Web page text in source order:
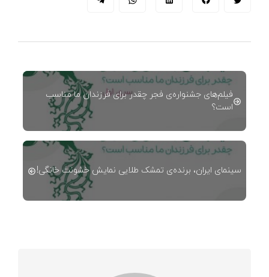
فیلم‌های جشنواره‌ی فجر چقدر برای فرزندان ما مناسب
است؟
سینمای ایران، برنده‌ی تمشک طلایی نمایش خشونت خانگی!